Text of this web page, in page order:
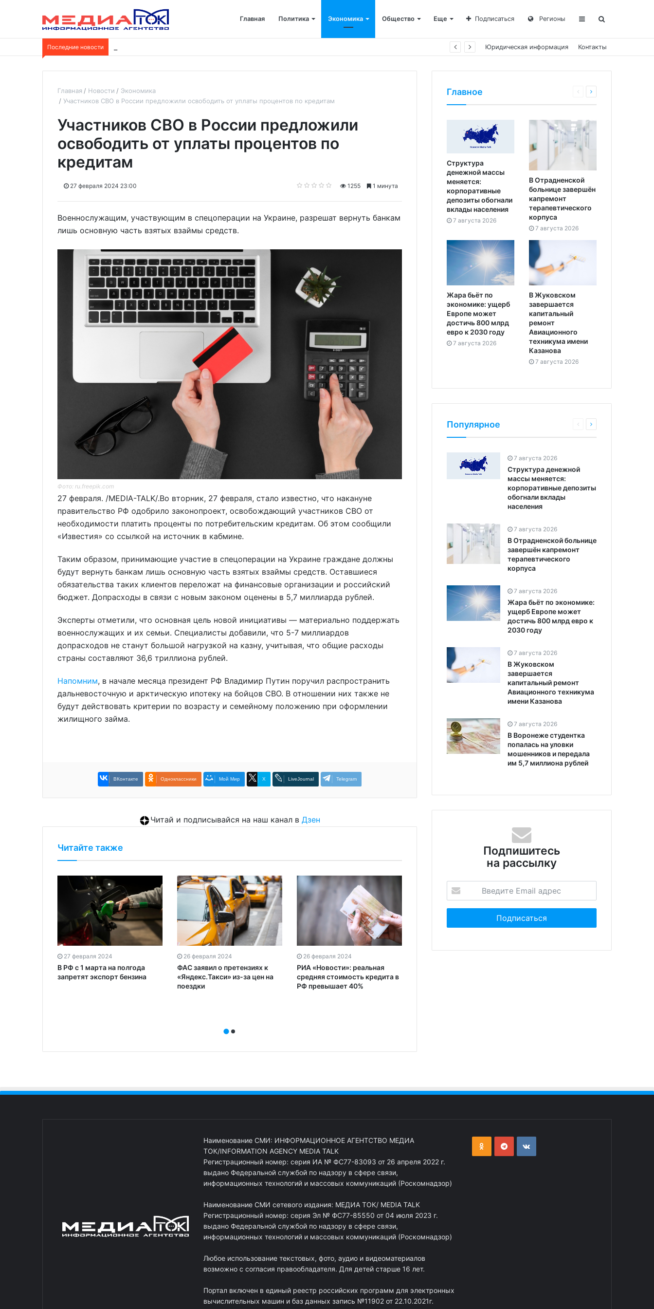
Главная Политика Экономика Общество Еще Подписаться Регионы
Последние новости Юридическая информация Контакты
Главная Новости
Экономика
Участников СВО в России предложили освободить от уплаты процентов по кредитам
Участников СВО в России предложили
освободить от уплаты процентов по
кредитам
27 февраля 2024 23:00 1255 1 минута
Военнослужащим, участвующим в спецоперации на Украине, разрешат вернуть банкам
лишь основную часть взятых взаймы средств.
Фото: ru.freepik.com
27 февраля. /MEDIA-TALK/.Во вторник, 27 февраля, стало известно, что накануне
правительство РФ одобрило законопроект, освобождающий участников СВО от
необходимости платить проценты по потребительским кредитам. Об этом сообщили
«Известия» со ссылкой на источник в кабмине.
Таким образом, принимающие участие в спецоперации на Украине граждане должны
будут вернуть банкам лишь основную часть взятых взаймы средств. Оставшиеся
обязательства таких клиентов переложат на финансовые организации и российский
бюджет. Допрасходы в связи с новым законом оценены в 5,7 миллиарда рублей.
Эксперты отметили, что основная цель новой инициативы — материально поддержать
военнослужащих и их семьи. Специалисты добавили, что 5-7 миллиардов
допрасходов не станут большой нагрузкой на казну, учитывая, что общие расходы
страны составляют 36,6 триллиона рублей.
Напомним, в начале месяца президент РФ Владимир Путин поручил распространить
дальневосточную и арктическую ипотеку на бойцов СВО. В отношении них также не
будут действовать критерии по возрасту и семейному положению при оформлении
жилищного займа.
ВКонтакте Одноклассники Мой Мир X LiveJournal Telegram
Читай и подписывайся на наш канал в Дзен
Читайте также
27 февраля 2024
В РФ с 1 марта на полгода
запретят экспорт бензина
26 февраля 2024
ФАС заявил о претензиях к
«Яндекс.Такси» из-за цен на
поездки
26 февраля 2024
РИА «Новости»: реальная
средняя стоимость кредита в
РФ превышает 40%
Главное
Структура
денежной массы
меняется:
корпоративные
депозиты обогнали
вклады населения
7 августа 2026
В Отрадненской
больнице завершён
капремонт
терапевтического
корпуса
7 августа 2026
Жара бьёт по
экономике: ущерб
Европе может
достичь 800 млрд
евро к 2030 году
7 августа 2026
В Жуковском
завершается
капитальный
ремонт
Авиационного
техникума имени
Казанова
7 августа 2026
Популярное
7 августа 2026
Структура денежной
массы меняется:
корпоративные депозиты
обогнали вклады
населения
7 августа 2026
В Отрадненской больнице
завершён капремонт
терапевтического
корпуса
7 августа 2026
Жара бьёт по экономике:
ущерб Европе может
достичь 800 млрд евро к
2030 году
7 августа 2026
В Жуковском
завершается
капитальный ремонт
Авиационного техникума
имени Казанова
7 августа 2026
В Воронеже студентка
попалась на уловки
мошенников и передала
им 5,7 миллиона рублей
Подпишитесь
на рассылку
Наименование СМИ: ИНФОРМАЦИОННОЕ АГЕНТСТВО МЕДИА
ТОК/INFORMATION AGENCY MEDIA TALK
Регистрационный номер: серия ИА № ФС77-83093 от 26 апреля 2022 г.
выдано Федеральной службой по надзору в сфере связи,
информационных технологий и массовых коммуникаций (Роскомнадзор)
Наименование СМИ сетевого издания: МЕДИА ТОК/ MEDIA TALK
Регистрационный номер: серия Эл № ФС77-85550 от 04 июля 2023 г.
выдано Федеральной службой по надзору в сфере связи,
информационных технологий и массовых коммуникаций (Роскомнадзор)
Любое использование текстовых, фото, аудио и видеоматериалов
возможно с согласия правообладателя. Для детей старше 16 лет.
Портал включен в единый реестр российских программ для электронных
вычислительных машин и баз данных запись №11902 от 22.10.2021г.